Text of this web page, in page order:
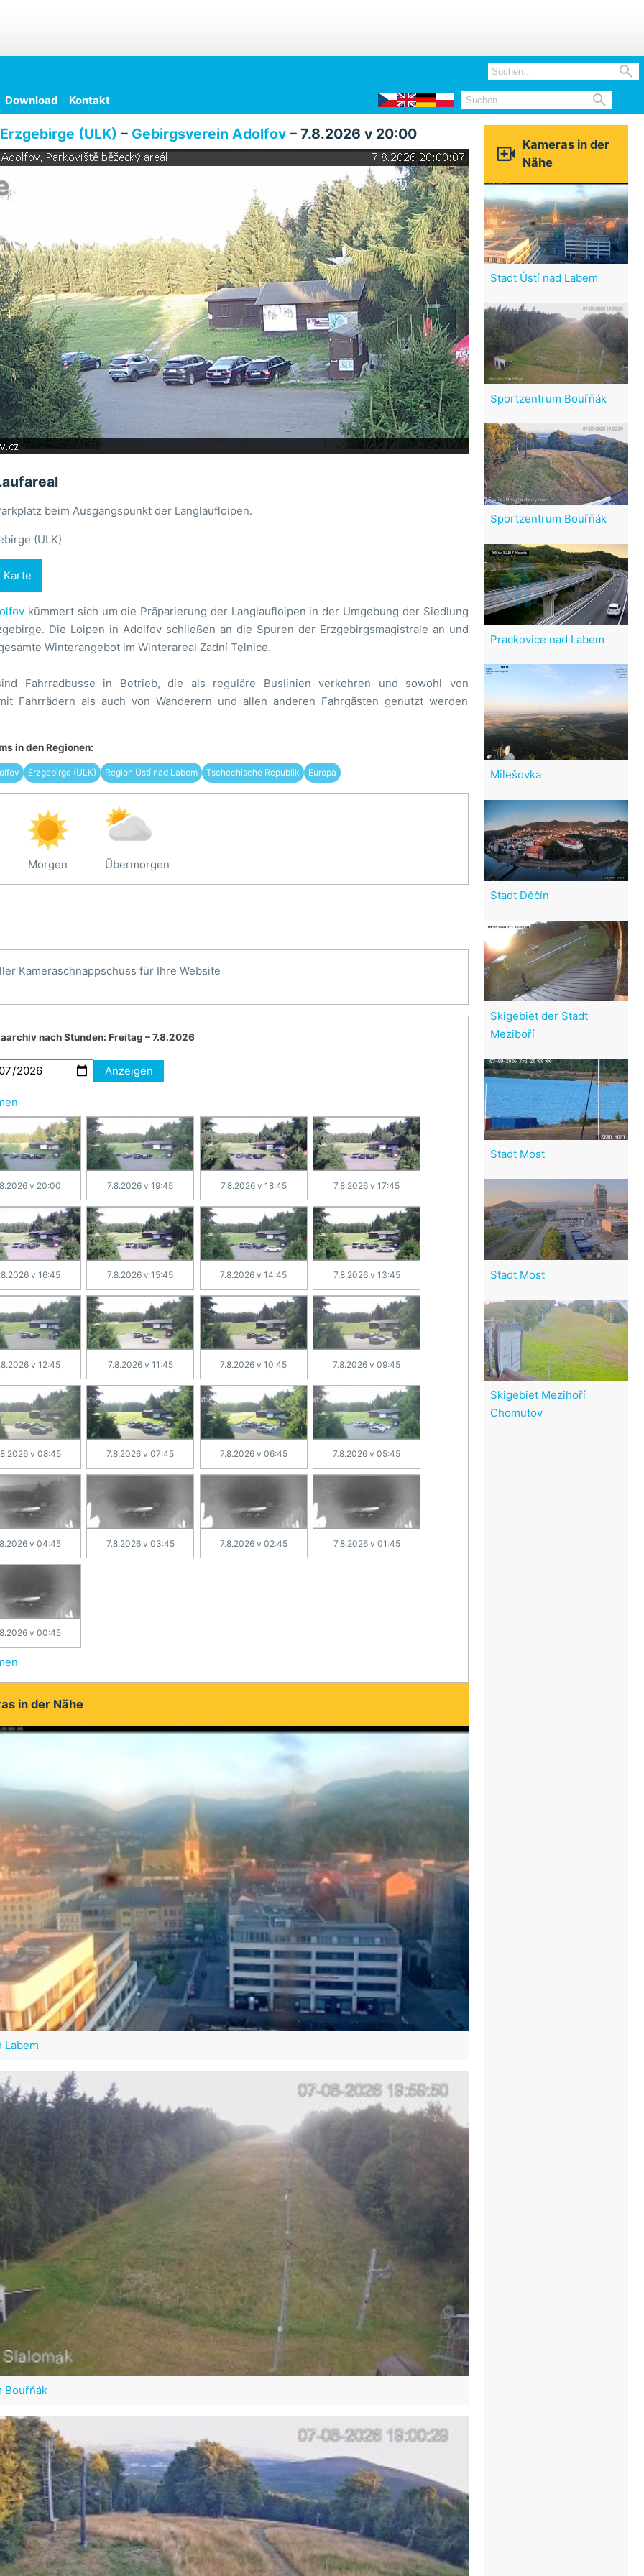

Download Kontakt 
Erzgebirge (ULK) – Gebirgsverein Adolfov– 7.8.2026 v 20:00
beim Ausgangspunkt der Langlaufloipen.
(ULK)
Karte
kümmert sich um die Präparierung der Langlaufloipen in der Umgebung der Siedlung
Die Loipen in Adolfov schließen an die Spuren der Erzgebirgsmagistrale an und
Winterangebot im Winterareal Zadní Telnice.
Fahrradbusse in Betrieb, die als reguläre Buslinien verkehren und sowohl von
Fahrrädern als auch von Wanderern und allen anderen Fahrgästen genutzt werden
in den Regionen:
Erzgebirge (ULK) Region Ústí nad Labem Tschechische Republik Europa
Morgen Übermorgen
Kameraschnappschuss für Ihre Website
nach Stunden: Freitag – 7.8.2026
Anzeigen
v 20:00 7.8.2026 v 19:45 7.8.2026 v 18:45 7.8.2026 v 17:45
v 16:45 7.8.2026 v 15:45 7.8.2026 v 14:45 7.8.2026 v 13:45
v 12:45 7.8.2026 v 11:45 7.8.2026 v 10:45 7.8.2026 v 09:45
v 08:45 7.8.2026 v 07:45 7.8.2026 v 06:45 7.8.2026 v 05:45
v 04:45 7.8.2026 v 03:45 7.8.2026 v 02:45 7.8.2026 v 01:45
v 00:45
in der Nähe
Labem
Bouřňák
 Kameras in der
Nähe
Stadt Ústí nad Labem
Sportzentrum Bouřňák
Sportzentrum Bouřňák
Prackovice nad Labem
Milešovka
Stadt Děčín
Skigebiet der Stadt
Meziboří
Stadt Most
Stadt Most
Skigebiet Mezihoří
Chomutov